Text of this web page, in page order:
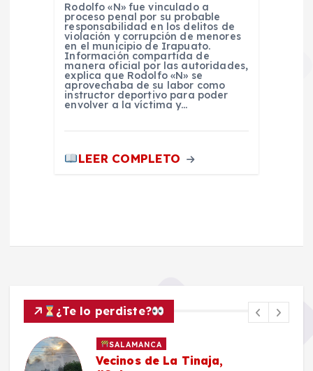
Rodolfo «N» fue vinculado a
proceso penal por su probable
responsabilidad en los delitos de
violación y corrupción de menores
en el municipio de Irapuato.
Información compartida de
manera oficial por las autoridades,
explica que Rodolfo «N» se
aprovechaba de su labor como
instructor deportivo para poder
envolver a la víctima y…
LEER COMPLETO
¿Te lo perdiste?
SALAMANCA
Vecinos de La Tinaja,